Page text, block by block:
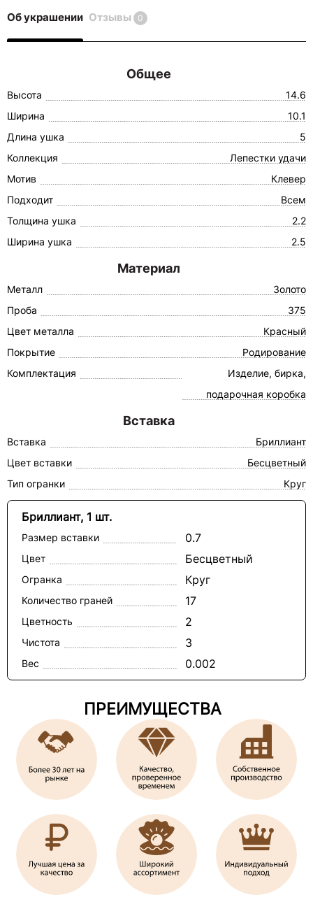
Об украшении Отзывы 0
Общее
Высота
14.6
Ширина
10.1
Длина ушка
5
Коллекция
Лепестки удачи
Мотив
Клевер
Подходит
Всем
Толщина ушка
2.2
Ширина ушка
2.5
Материал
Металл
Золото
Проба
375
Цвет металла
Красный
Покрытие
Родирование
Комплектация
Изделие, бирка,
подарочная коробка
Вставка
Вставка
Бриллиант
Цвет вставки
Бесцветный
Тип огранки
Круг
Бриллиант, 1 шт.
Размер вставки 0.7
Цвет Бесцветный
Огранка Круг
Количество граней 17
Цветность 2
Чистота 3
Вес 0.002
ПРЕИМУЩЕСТВА